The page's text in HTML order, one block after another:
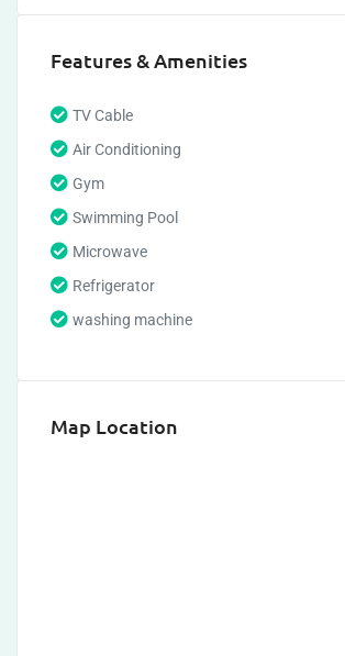
Features & Amenities
TV Cable
Air Conditioning
Gym
Swimming Pool
Microwave
Refrigerator
washing machine
Map Location